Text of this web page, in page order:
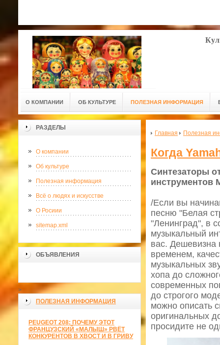
О КОМПАНИИ ОБ КУЛЬТУРЕ ПОЛЕЗНАЯ ИНФОРМАЦИЯ
РАЗДЕЛЫ
О компании
Об культуре
Полезная информация
Всё о людях и искусстве
О Росиии
sitemap.xml
ОБЪЯВЛЕНИЯ
>
ПОЛЕЗНАЯ ИНФОРМАЦИЯ
PEUGEOT 208: ПОЧЕМУ ЭТОТ
ФРАНЦУЗСКИЙ «МАЛЫШ» РВЁТ
КОНКУРЕНТОВ В ХВОСТ И В ГРИВУ
Главная Полезная
Когда
Синтезаторы
инструментов
/Если вы
песню "Белая
"Ленинград", в
музыкальный
вас. Дешевизна
временем,
музыкальных
хопа до
современных
до строгого
можно описать
оригинальных
просидите не